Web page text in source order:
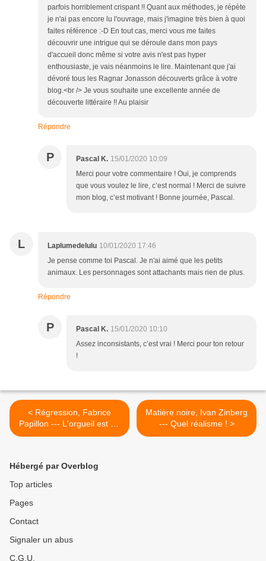
parfois horriblement crispant !! Quant aux méthodes, je répète
je n'ai pas encore lu l'ouvrage, mais j'imagine très bien à quoi
faites référence :-D En tout cas, merci vous me faites
découvrir une intrigue qui se déroule dans mon pays
d'accueil donc même si votre avis n'est pas hyper
enthousiaste, je vais néanmoins le lire. Maintenant que j'ai
dévoré tous les Ragnar Jonasson découverts grâce à votre
blog.<br /> Je vous souhaite une excellente année de
découverte littéraire !! Au plaisir
Répondre
P Pascal K. 15/01/2020 10:09
Merci pour votre commentaire ! Oui, je comprends
que vous voulez le lire, c’est normal ! Merci de suivre
mon blog, c’est motivant ! Bonne journée, Pascal.
L Laplumedelulu 10/01/2020 17:46
Je pense comme toi Pascal. Je n'ai aimé que les petits
animaux. Les personnages sont attachants mais rien de plus.
Répondre
P Pascal K. 15/01/2020 10:10
Assez inconsistants, c’est vrai ! Merci pour ton retour
!
< Régression, Fabrice
Papillon --- L'orgueil est un
vilain - et mortel ! défaut
Matière noire, Ivan Zinberg
--- Quel réalisme ! >
Hébergé par Overblog
Top articles
Pages
Contact
Signaler un abus
C.G.U.